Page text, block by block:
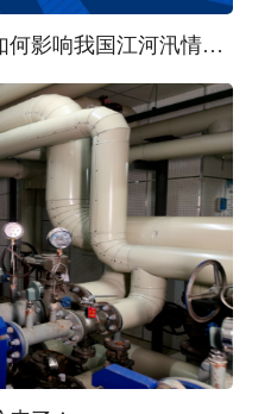
超长待机的台风“白海豚”将如何影响我国江河汛情？ | 汛问水雨情